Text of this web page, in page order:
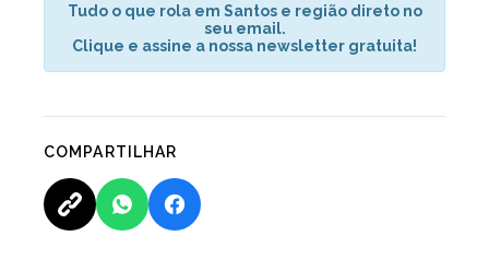
Tudo o que rola em Santos e região direto no
seu email.
Clique e assine a nossa newsletter gratuita!
COMPARTILHAR